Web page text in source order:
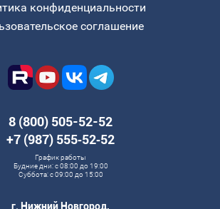
конфиденциальности
соглашение
8 (800) 505-52-52
+7 (987) 555‑52‑52
График работы
Будние дни: с 08:00 до 19:00
Суббота: с 09:00 до 15:00
г. Нижний Новгород,